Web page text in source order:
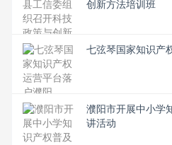
创新方法培训班
七弦琴国家知识产
濮阳市开展中小学
讲活动